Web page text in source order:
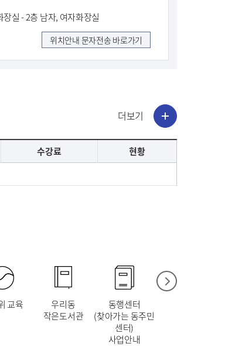
장실 - 2층 남자, 여자화장실
위치안내 문자전송 바로가기
수강료
현황
교육
우리동
작은도서관
동행센터
(찾아가는 동주민
센터)
사업안내